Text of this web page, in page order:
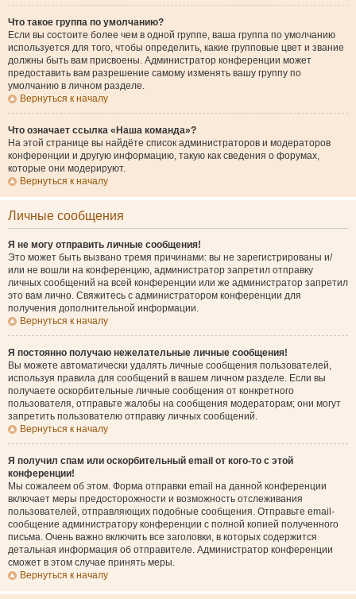
Что такое группа по умолчанию?
Если вы состоите более чем в одной группе, ваша группа по умолчанию
используется для того, чтобы определить, какие групповые цвет и звание
должны быть вам присвоены. Администратор конференции может
предоставить вам разрешение самому изменять вашу группу по
умолчанию в личном разделе.
Вернуться к началу
Что означает ссылка «Наша команда»?
На этой странице вы найдёте список администраторов и модераторов
конференции и другую информацию, такую как сведения о форумах,
которые они модерируют.
Вернуться к началу
Личные сообщения
Я не могу отправить личные сообщения!
Это может быть вызвано тремя причинами: вы не зарегистрированы и/
или не вошли на конференцию, администратор запретил отправку
личных сообщений на всей конференции или же администратор запретил
это вам лично. Свяжитесь с администратором конференции для
получения дополнительной информации.
Вернуться к началу
Я постоянно получаю нежелательные личные сообщения!
Вы можете автоматически удалять личные сообщения пользователей,
используя правила для сообщений в вашем личном разделе. Если вы
получаете оскорбительные личные сообщения от конкретного
пользователя, отправьте жалобы на сообщения модераторам; они могут
запретить пользователю отправку личных сообщений.
Вернуться к началу
Я получил спам или оскорбительный email от кого-то с этой
конференции!
Мы сожалеем об этом. Форма отправки email на данной конференции
включает меры предосторожности и возможность отслеживания
пользователей, отправляющих подобные сообщения. Отправьте email-
сообщение администратору конференции с полной копией полученного
письма. Очень важно включить все заголовки, в которых содержится
детальная информация об отправителе. Администратор конференции
сможет в этом случае принять меры.
Вернуться к началу